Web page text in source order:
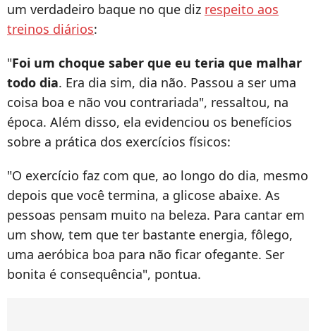
um verdadeiro baque no que diz respeito aos
treinos diários:
"Foi um choque saber que eu teria que malhar
todo dia. Era dia sim, dia não. Passou a ser uma
coisa boa e não vou contrariada", ressaltou, na
época. Além disso, ela evidenciou os benefícios
sobre a prática dos exercícios físicos:
"O exercício faz com que, ao longo do dia, mesmo
depois que você termina, a glicose abaixe. As
pessoas pensam muito na beleza. Para cantar em
um show, tem que ter bastante energia, fôlego,
uma aeróbica boa para não ficar ofegante. Ser
bonita é consequência", pontua.